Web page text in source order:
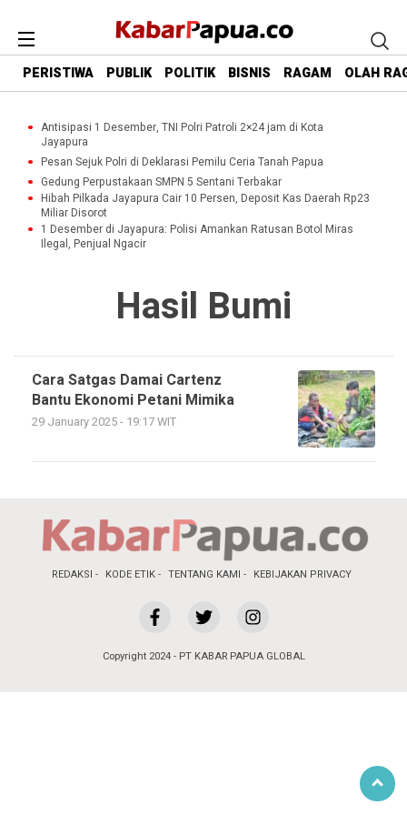
PERISTIWA PUBLIK POLITIK BISNIS RAGAM OLAH
Antisipasi 1 Desember, TNI Polri Patroli 2×24 jam di Kota
Jayapura
Pesan Sejuk Polri di Deklarasi Pemilu Ceria Tanah Papua
Gedung Perpustakaan SMPN 5 Sentani Terbakar
Hibah Pilkada Jayapura Cair 10 Persen, Deposit Kas Daerah Rp23
Miliar Disorot
1 Desember di Jayapura: Polisi Amankan Ratusan Botol Miras
Ilegal, Penjual Ngacir
Hasil Bumi
Cara Satgas Damai Cartenz
Bantu Ekonomi Petani Mimika
29 January 2025 - 19:17 WIT
REDAKSI KODE ETIK TENTANG KAMI KEBIJAKAN PRIVACY
Copyright 2024 - PT KABAR PAPUA GLOBAL